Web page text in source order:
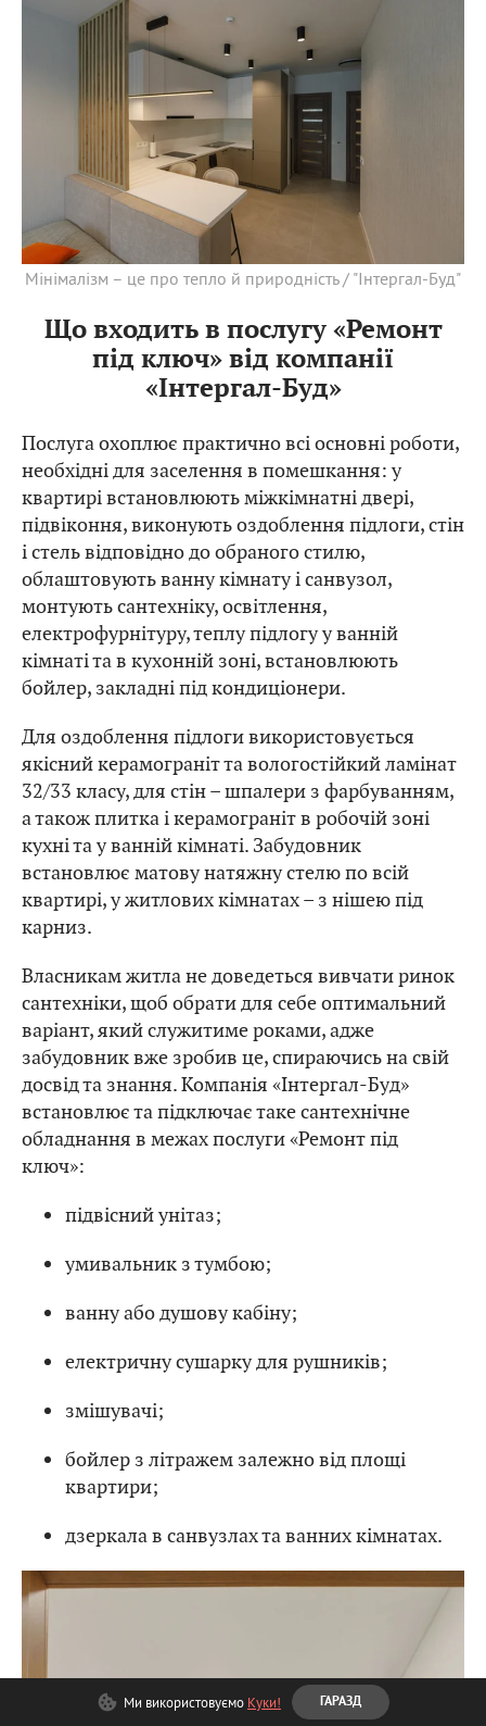
Мінімалізм – це про тепло й природність / "Інтергал-Буд"
Що входить в послугу «Ремонт
під ключ» від компанії
«Інтергал-Буд»
Послуга охоплює практично всі основні роботи,
необхідні для заселення в помешкання: у
квартирі встановлюють міжкімнатні двері,
підвіконня, виконують оздоблення підлоги, стін
і стель відповідно до обраного стилю,
облаштовують ванну кімнату і санвузол,
монтують сантехніку, освітлення,
електрофурнітуру, теплу підлогу у ванній
кімнаті та в кухонній зоні, встановлюють
бойлер, закладні під кондиціонери.
Для оздоблення підлоги використовується
якісний керамограніт та вологостійкий ламінат
32/33 класу, для стін – шпалери з фарбуванням,
а також плитка і керамограніт в робочій зоні
кухні та у ванній кімнаті. Забудовник
встановлює матову натяжну стелю по всій
квартирі, у житлових кімнатах – з нішею під
карниз.
Власникам житла не доведеться вивчати ринок
сантехніки, щоб обрати для себе оптимальний
варіант, який служитиме роками, адже
забудовник вже зробив це, спираючись на свій
досвід та знання. Компанія «Інтергал-Буд»
встановлює та підключає таке сантехнічне
обладнання в межах послуги «Ремонт під
ключ»:
підвісний унітаз;
умивальник з тумбою;
ванну або душову кабіну;
електричну сушарку для рушників;
змішувачі;
бойлер з літражем залежно від площі
квартири;
дзеркала в санвузлах та ванних кімнатах.
Ми використовуємо Куки! ГАРАЗД